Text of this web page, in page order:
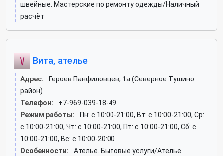
швейные. Мастерские по ремонту одежды/Наличный
расчёт
Вита, ателье
Адрес:
Героев Панфиловцев, 1а (Северное Тушино
район)
Телефон:
+7-969-039-18-49
Режим работы:
Пн: c 10:00-21:00, Вт: c 10:00-21:00, Ср:
c 10:00-21:00, Чт: c 10:00-21:00, Пт: c 10:00-21:00, Сб: c
10:00-21:00, Вс: c 10:00-20:00
Особенности:
Ателье. Бытовые услуги/Ателье